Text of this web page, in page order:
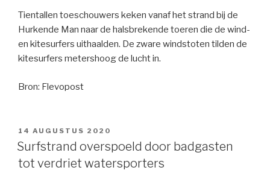
Tientallen toeschouwers keken vanaf het strand bij de
Hurkende Man naar de halsbrekende toeren die de wind-
en kitesurfers uithaalden. De zware windstoten tilden de
kitesurfers metershoog de lucht in.
Bron: Flevopost
GEPLAATST
OP
14 AUGUSTUS 2020
Surfstrand overspoeld door badgasten
tot verdriet watersporters